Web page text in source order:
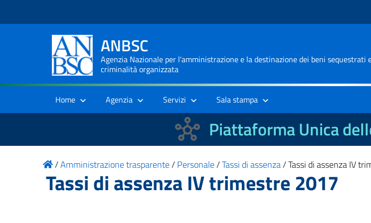
ANBSC
Agenzia Nazionale per l'amministrazione e la destinazione dei beni sequestrati
criminalità organizzata
Home Agenzia Servizi Sala stampa
Piattaforma Unica
/Amministrazione trasparente/Personale/Tassi di assenza/Tassi di assenza IV
Tassi di assenza IV trimestre 2017